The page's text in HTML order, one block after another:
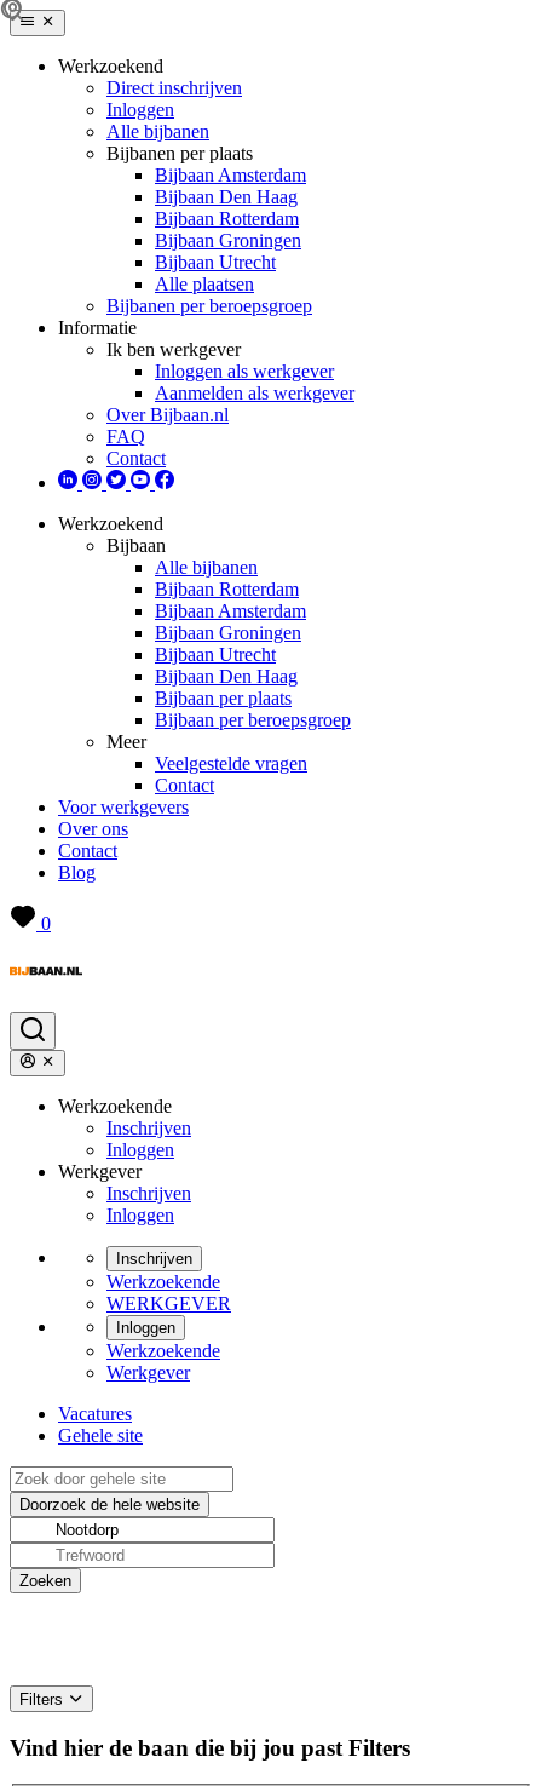
Werkzoekend
Direct inschrijven
Inloggen
Alle bijbanen
Bijbanen per plaats
Bijbaan Amsterdam
Bijbaan Den Haag
Bijbaan Rotterdam
Bijbaan Groningen
Bijbaan Utrecht
Alle plaatsen
Bijbanen per beroepsgroep
Informatie
Ik ben werkgever
Inloggen als werkgever
Aanmelden als werkgever
Over Bijbaan.nl
FAQ
Contact
Werkzoekend
Bijbaan
Alle bijbanen
Bijbaan Rotterdam
Bijbaan Amsterdam
Bijbaan Groningen
Bijbaan Utrecht
Bijbaan Den Haag
Bijbaan per plaats
Bijbaan per beroepsgroep
Meer
Veelgestelde vragen
Contact
Voor werkgevers
Over ons
Contact
Blog
0
Werkzoekende
Inschrijven
Inloggen
Werkgever
Inschrijven
Inloggen
Inschrijven
Werkzoekende
WERKGEVER
Inloggen
Werkzoekende
Werkgever
Vacatures
Gehele site
Filters
Vind hier de baan die bij jou past Filters